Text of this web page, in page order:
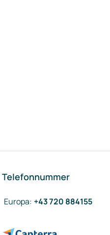
Telefonnummer
Europa: +43 720 884155